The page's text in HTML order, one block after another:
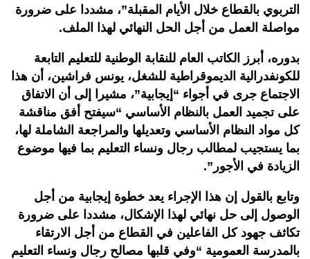
التربوي بالقطاع خلال الأيام المقبلة”، مشددا على ضرورة
مواصلة العمل من أجل الحل النهائي لهذا الملف.
بدوره، أبرز الكاتب العام للنقابة الوطنية للتعليم التابعة
للكونفدرالية الديموقراطية للشغل، يونس فراشين، أن هذا
الاجتماع جرى في أجواء “إيجابية”، مشيرا إلى أن الاتفاق
على تجميد العمل بالنظام الأساسي “سيفتح أفق مناقشة
كل مواد النظام الأساسي وتعديلها والمراجعة الشاملة لها،
بما يستجيب لمطالب رجال ونساء التعليم بما فيها موضوع
الزيادة في الأجور”.
وتابع بالقول إن هذا الإجراء يعد خطوة إيجابية من أجل
الوصول إلى حل نهائي لهذا الإشكال، مشددا على ضرورة
تكاثف جهود كل الفاعلين في القطاع من أجل الارتقاء
بالمدرسة العمومية “وفي قلبها مصالح رجال ونساء التعليم